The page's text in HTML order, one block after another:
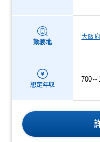
勤務地
大阪
想定年収
700～